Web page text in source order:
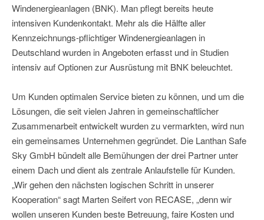
Windenergieanlagen (BNK). Man pflegt bereits heute
intensiven Kundenkontakt. Mehr als die Hälfte aller
Kennzeichnungs-pflichtiger Windenergieanlagen in
Deutschland wurden in Angeboten erfasst und in Studien
intensiv auf Optionen zur Ausrüstung mit BNK beleuchtet.
Um Kunden optimalen Service bieten zu können, und um die
Lösungen, die seit vielen Jahren in gemeinschaftlicher
Zusammenarbeit entwickelt wurden zu vermarkten, wird nun
ein gemeinsames Unternehmen gegründet. Die Lanthan Safe
Sky GmbH bündelt alle Bemühungen der drei Partner unter
einem Dach und dient als zentrale Anlaufstelle für Kunden.
„Wir gehen den nächsten logischen Schritt in unserer
Kooperation“ sagt Marten Seifert von RECASE, „denn wir
wollen unseren Kunden beste Betreuung, faire Kosten und